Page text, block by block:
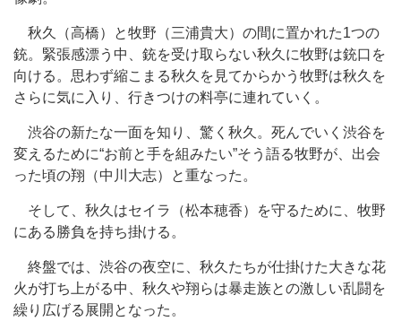
秋久（高橋）と牧野（三浦貴大）の間に置かれた1つの
銃。緊張感漂う中、銃を受け取らない秋久に牧野は銃口を
向ける。思わず縮こまる秋久を見てからかう牧野は秋久を
さらに気に入り、行きつけの料亭に連れていく。
渋谷の新たな一面を知り、驚く秋久。死んでいく渋谷を
変えるために“お前と手を組みたい”そう語る牧野が、出会
った頃の翔（中川大志）と重なった。
そして、秋久はセイラ（松本穂香）を守るために、牧野
にある勝負を持ち掛ける。
終盤では、渋谷の夜空に、秋久たちが仕掛けた大きな花
火が打ち上がる中、秋久や翔らは暴走族との激しい乱闘を
繰り広げる展開となった。